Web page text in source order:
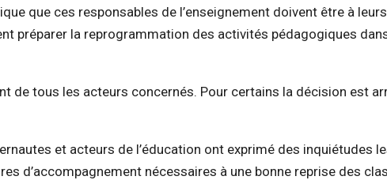
que ces responsables de l’enseignement doivent être à
préparer la reprogrammation des activités pédagogiques
de tous les acteurs concernés. Pour certains la décision est
et acteurs de l’éducation ont exprimé des inquiétudes
d’accompagnement nécessaires à une bonne reprise des